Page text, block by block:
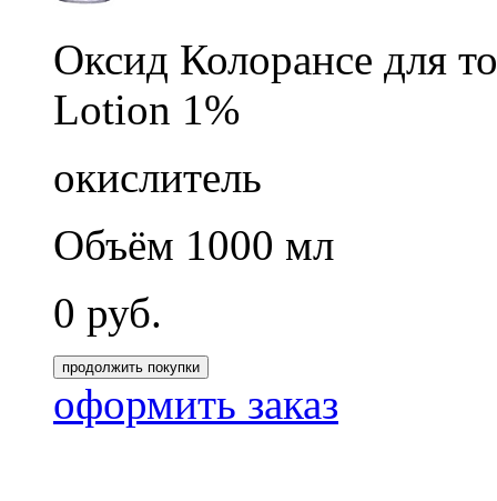
Оксид Колорансе для
Lotion 1%
окислитель
Объём 1000 мл
0 руб.
продолжить покупки
оформить заказ